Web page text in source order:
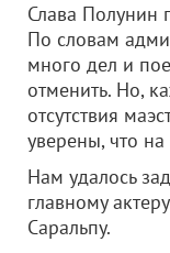
Слава Полунин
По словам
много дел и
отменить. Но,
отсутствия
уверены, что
Нам удалось
главному
Саральпу.